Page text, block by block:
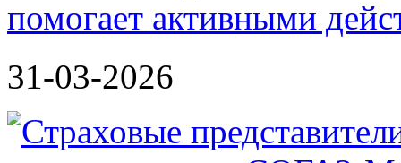
помогает активными
31-03-2026